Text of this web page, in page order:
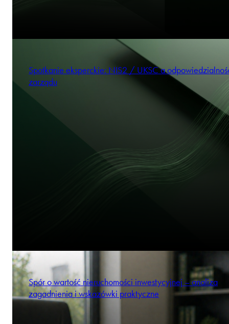
Spotkanie eksperckie: NIS2 / UKSC a
zarządu
Spór o wartość nieruchomości inwestycyjnej – analiza
zagadnienia i wskazówki praktyczne